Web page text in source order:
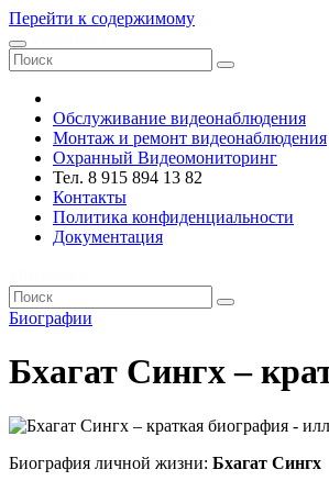
Перейти к содержимому
Обслуживание видеонаблюдения
Монтаж и ремонт видеонаблюдения
Охранный Видеомониторинг
Тел. 8 915 894 13 82
Контакты
Политика конфиденциальности
Документация
Биографии
Бхагат Сингх –
Биография личной жизни: Бхагат Сингх